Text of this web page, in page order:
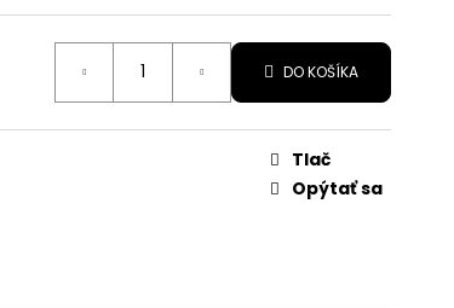
DO KOŠÍKA
Tlač
Opýtať sa